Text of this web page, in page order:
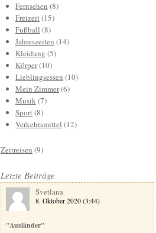
Fernsehen (8)
Freizeit(15)
Fußball (8)
Jahreszeiten (14)
Kleidung (5)
Körper(10)
Lieblingsessen (10)
Mein Zimmer(6)
Musik(7)
Sport(8)
Verkehrsmittel (12)
Zeitreisen (9)
Letzte Beiträge
Svetlana
8. Oktober 2020 (3:44)
"Ausländer"